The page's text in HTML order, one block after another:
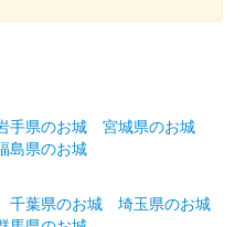
手県のお城
宮城県のお城
島県のお城
千葉県のお城
埼玉県のお城